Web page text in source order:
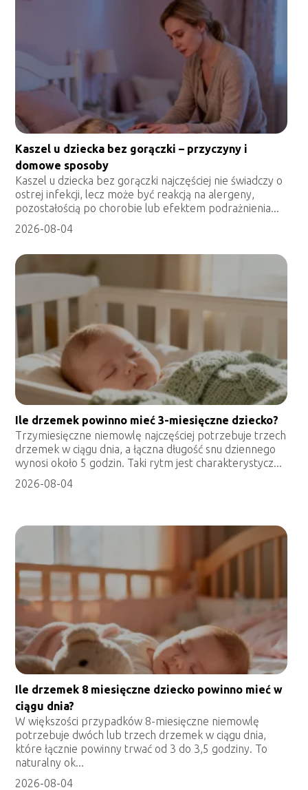
Kaszel u dziecka bez gorączki – przyczyny i
domowe sposoby
Kaszel u dziecka bez gorączki najczęściej nie świadczy o
ostrej infekcji, lecz może być reakcją na alergeny,
pozostałością po chorobie lub efektem podrażnienia...
2026-08-04
Ile drzemek powinno mieć 3-miesięczne dziecko?
Trzymiesięczne niemowlę najczęściej potrzebuje trzech
drzemek w ciągu dnia, a łączna długość snu dziennego
wynosi około 5 godzin. Taki rytm jest charakterystycz...
2026-08-04
Ile drzemek 8 miesięczne dziecko powinno mieć w
ciągu dnia?
W większości przypadków 8-miesięczne niemowlę
potrzebuje dwóch lub trzech drzemek w ciągu dnia,
które łącznie powinny trwać od 3 do 3,5 godziny. To
naturalny ok...
2026-08-04